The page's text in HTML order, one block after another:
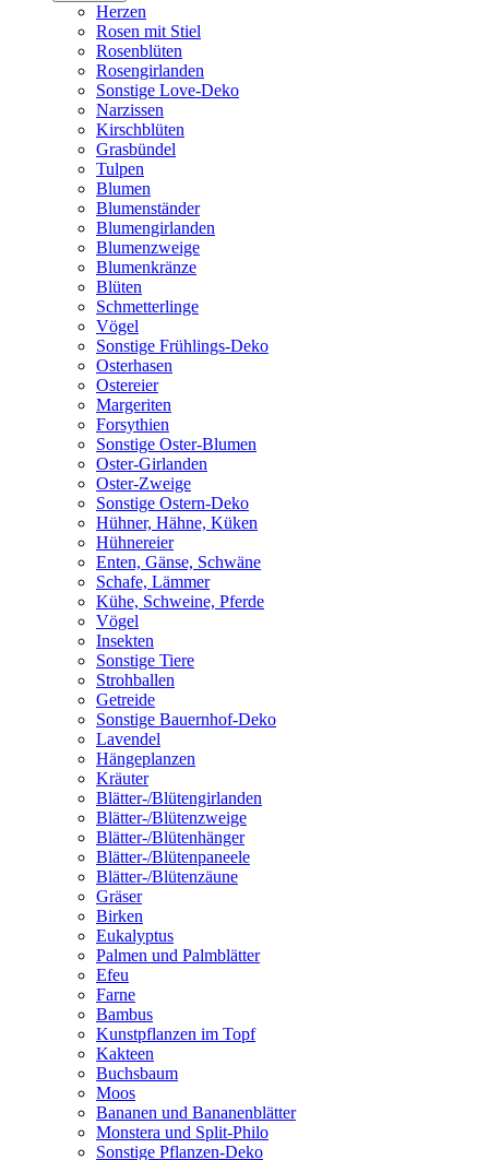
Herzen
Rosen mit Stiel
Rosenblüten
Rosengirlanden
Sonstige Love-Deko
Narzissen
Kirschblüten
Grasbündel
Tulpen
Blumen
Blumenständer
Blumengirlanden
Blumenzweige
Blumenkränze
Blüten
Schmetterlinge
Vögel
Sonstige Frühlings-Deko
Osterhasen
Ostereier
Margeriten
Forsythien
Sonstige Oster-Blumen
Oster-Girlanden
Oster-Zweige
Sonstige Ostern-Deko
Hühner, Hähne, Küken
Hühnereier
Enten, Gänse, Schwäne
Schafe, Lämmer
Kühe, Schweine, Pferde
Vögel
Insekten
Sonstige Tiere
Strohballen
Getreide
Sonstige Bauernhof-Deko
Lavendel
Hängeplanzen
Kräuter
Blätter-/Blütengirlanden
Blätter-/Blütenzweige
Blätter-/Blütenhänger
Blätter-/Blütenpaneele
Blätter-/Blütenzäune
Gräser
Birken
Eukalyptus
Palmen und Palmblätter
Efeu
Farne
Bambus
Kunstpflanzen im Topf
Kakteen
Buchsbaum
Moos
Bananen und Bananenblätter
Monstera und Split-Philo
Sonstige Pflanzen-Deko